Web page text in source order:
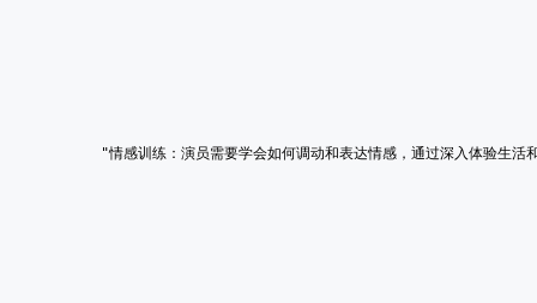
"情感训练：演员需要学会如何调动和表达情感，通过深入体验生活